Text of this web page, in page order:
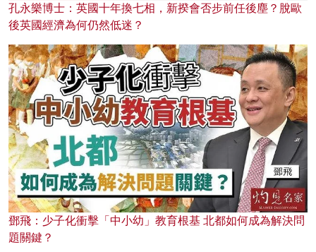
孔永樂博士：英國十年換七相，新揆會否步前任後塵？脫歐
後英國經濟為何仍然低迷？
鄧飛：少子化衝擊「中小幼」教育根基 北都如何成為解決問
題關鍵？